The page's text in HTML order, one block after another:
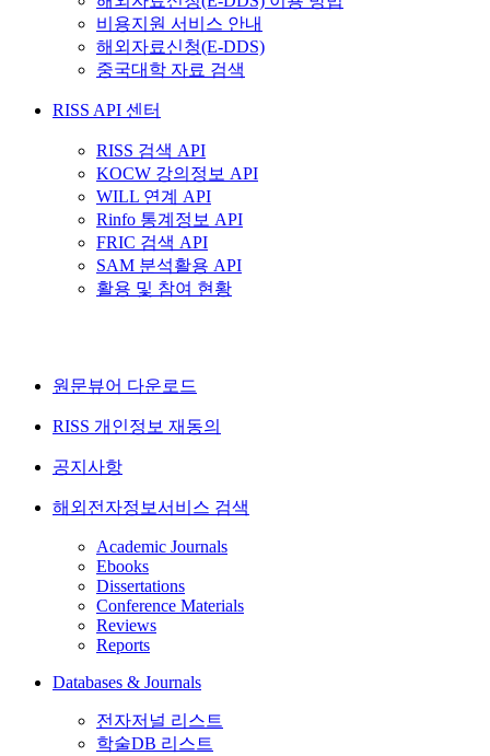
비용지원 서비스 안내
해외자료신청(E-DDS)
중국대학 자료 검색
RISS API 센터
RISS 검색 API
KOCW 강의정보 API
WILL 연계 API
Rinfo 통계정보 API
FRIC 검색 API
SAM 분석활용 API
활용 및 참여 현황
원문뷰어 다운로드
RISS 개인정보 재동의
공지사항
해외전자정보서비스 검색
Academic Journals
Ebooks
Dissertations
Conference Materials
Reviews
Reports
Databases & Journals
전자저널 리스트
학술DB 리스트